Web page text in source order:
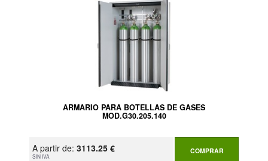
ARMARIO PARA BOTELLAS DE GASES
MOD.G30.205.140
A partir de: 3113.25 €
SIN IVA
COMPRAR